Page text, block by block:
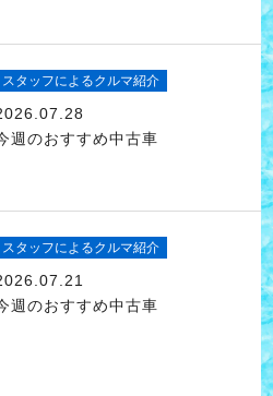
スタッフによるクルマ紹介
週のおすすめ中古車
スタッフによるクルマ紹介
週のおすすめ中古車